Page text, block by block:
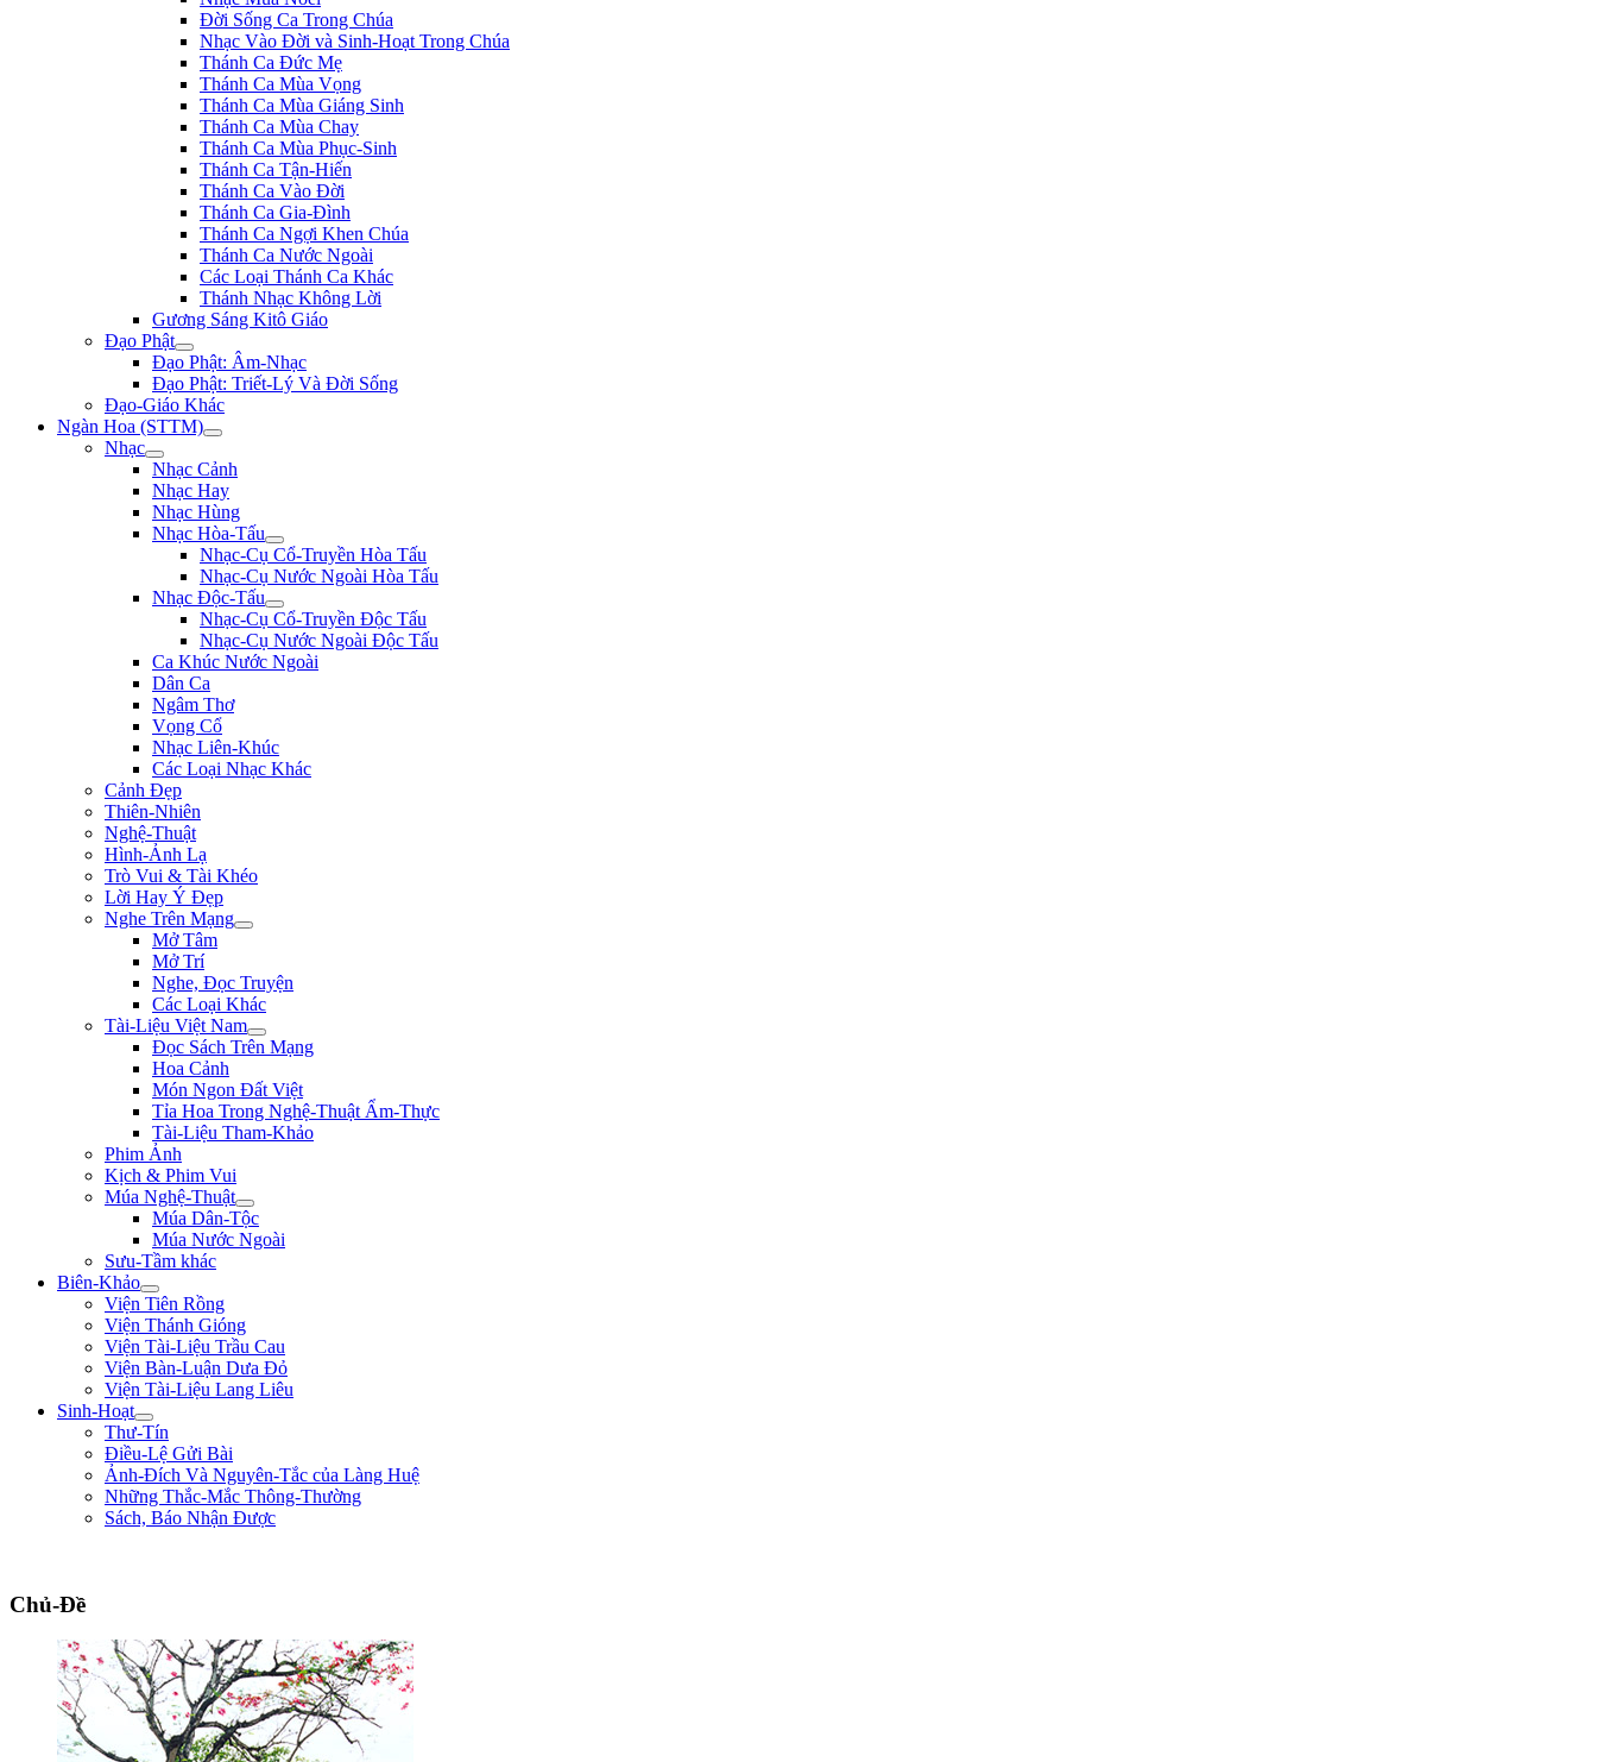
Đời Sống Ca Trong Chúa
Nhạc Vào Đời và Sinh-Hoạt Trong Chúa
Thánh Ca Đức Mẹ
Thánh Ca Mùa Vọng
Thánh Ca Mùa Giáng Sinh
Thánh Ca Mùa Chay
Thánh Ca Mùa Phục-Sinh
Thánh Ca Tận-Hiến
Thánh Ca Vào Đời
Thánh Ca Gia-Đình
Thánh Ca Ngợi Khen Chúa
Thánh Ca Nước Ngoài
Các Loại Thánh Ca Khác
Thánh Nhạc Không Lời
Gương Sáng Kitô Giáo
Đạo Phật
Đạo Phật: Âm-Nhạc
Đạo Phật: Triết-Lý Và Đời Sống
Đạo-Giáo Khác
Ngàn Hoa (STTM)
Nhạc
Nhạc Cảnh
Nhạc Hay
Nhạc Hùng
Nhạc Hòa-Tấu
Nhạc-Cụ Cổ-Truyền Hòa Tấu
Nhạc-Cụ Nước Ngoài Hòa Tấu
Nhạc Độc-Tấu
Nhạc-Cụ Cổ-Truyền Độc Tấu
Nhạc-Cụ Nước Ngoài Độc Tấu
Ca Khúc Nước Ngoài
Dân Ca
Ngâm Thơ
Vọng Cổ
Nhạc Liên-Khúc
Các Loại Nhạc Khác
Cảnh Đẹp
Thiên-Nhiên
Nghệ-Thuật
Hình-Ảnh Lạ
Trò Vui & Tài Khéo
Lời Hay Ý Đẹp
Nghe Trên Mạng
Mở Tâm
Mở Trí
Nghe, Đọc Truyện
Các Loại Khác
Tài-Liệu Việt Nam
Đọc Sách Trên Mạng
Hoa Cảnh
Món Ngon Đất Việt
Tỉa Hoa Trong Nghệ-Thuật Ẩm-Thực
Tài-Liệu Tham-Khảo
Phim Ảnh
Kịch & Phim Vui
Múa Nghệ-Thuật
Múa Dân-Tộc
Múa Nước Ngoài
Sưu-Tầm khác
Biên-Khảo
Viện Tiên Rồng
Viện Thánh Gióng
Viện Tài-Liệu Trầu Cau
Viện Bàn-Luận Dưa Đỏ
Viện Tài-Liệu Lang Liêu
Sinh-Hoạt
Thư-Tín
Điều-Lệ Gửi Bài
Ảnh-Đích Và Nguyên-Tắc của Làng Huệ
Những Thắc-Mắc Thông-Thường
Sách, Báo Nhận Được
Chủ-Đề